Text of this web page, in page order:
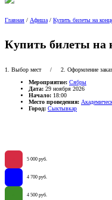
Главная / Афиша / Купить билеты на
Купить билеты на
1. Выбор мест/ 2. Оформление
Мероприятие: Сябры
Дата: 29 ноября 2026
Начало: 18:00
Место проведения:
Город: Сыктывкар
5 000 руб.
4 700 руб.
4 500 руб.